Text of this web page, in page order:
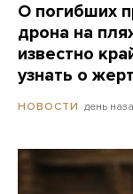
О погибших
дрона на
известно
узнать о
НОВОСТИ день